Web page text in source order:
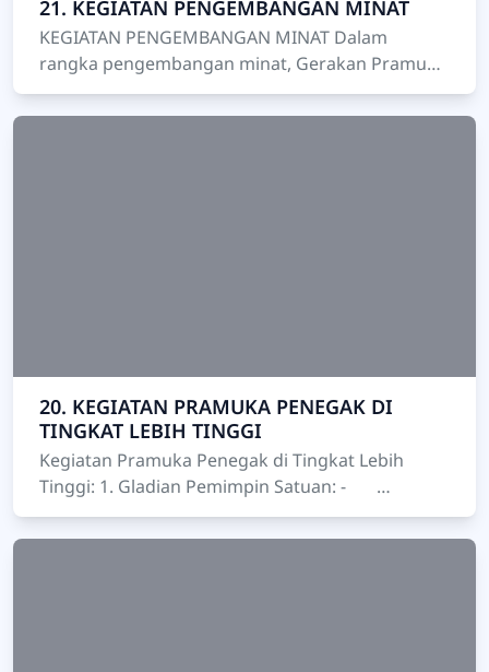
21. KEGIATAN PENGEMBANGAN MINAT
KEGIATAN PENGEMBANGAN MINAT Dalam
rangka pengembangan minat, Gerakan Pramuka
menyediakan lembaga-lembaga khusus yang
disebut Satuan Karya (Saka). A…
20. KEGIATAN PRAMUKA PENEGAK DI
TINGKAT LEBIH TINGGI
Kegiatan Pramuka Penegak di Tingkat Lebih
Tinggi: 1. Gladian Pemimpin Satuan: -
Deskripsi: Kegiatan pembinaan dan uji coba
keterampilan ke…